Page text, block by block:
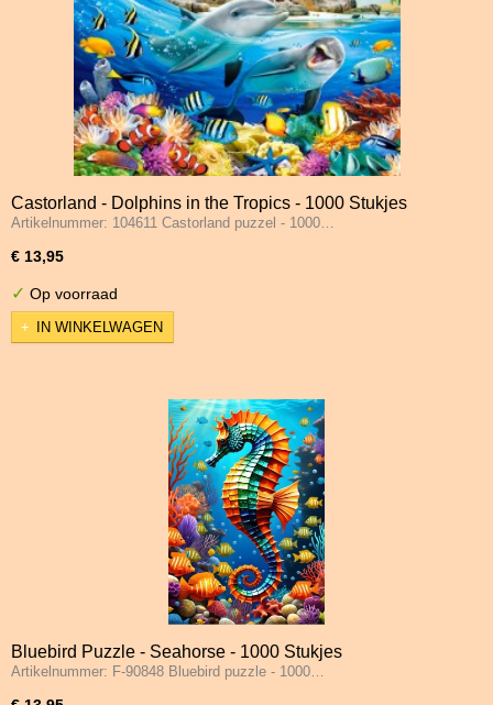
Castorland - Dolphins in the Tropics - 1000 Stukjes
Artikelnummer: 104611 Castorland puzzel - 1000…
€ 13,95
✓ Op voorraad
IN WINKELWAGEN
Bluebird Puzzle - Seahorse - 1000 Stukjes
Artikelnummer: F-90848 Bluebird puzzle - 1000…